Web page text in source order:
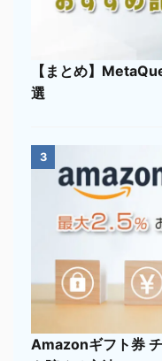
【まとめ】
選
3
Amazonギフト券